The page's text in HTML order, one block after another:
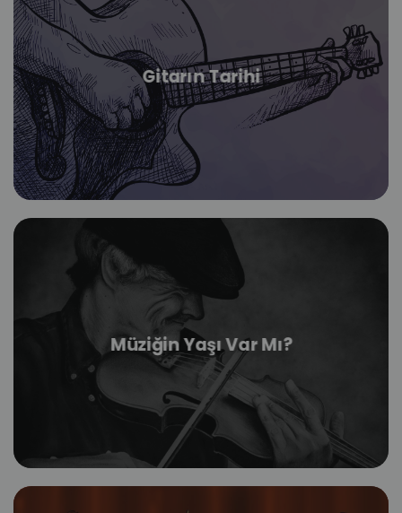
Gitarın Tarihi
Müziğin Yaşı Var Mı?